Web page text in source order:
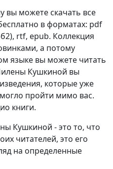
вы можете скачать все
в форматах: pdf
rtf, epub. Коллекция
а потому
языке вы можете читать
Кушкиной вы
которые уже
пройти мимо вас.
книги.
Кушкиной - это то, что
читателей, это его
на определенные